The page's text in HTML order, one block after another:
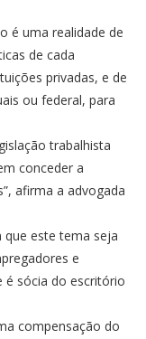
é uma realidade de
de cada
privadas, e de
ou federal, para
trabalhista
conceder a
afirma a advogada
que este tema seja
e
é sócia do escritório
compensação do